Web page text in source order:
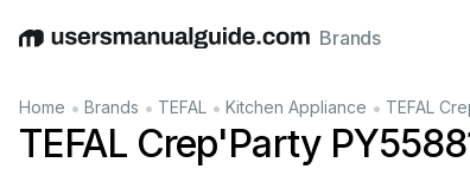
EnglishDeutschEspañolItalianoFrançais
Brands
Home • Brands • TEFAL • Kitchen Appliance • TEFAL
TEFAL Crep'Party